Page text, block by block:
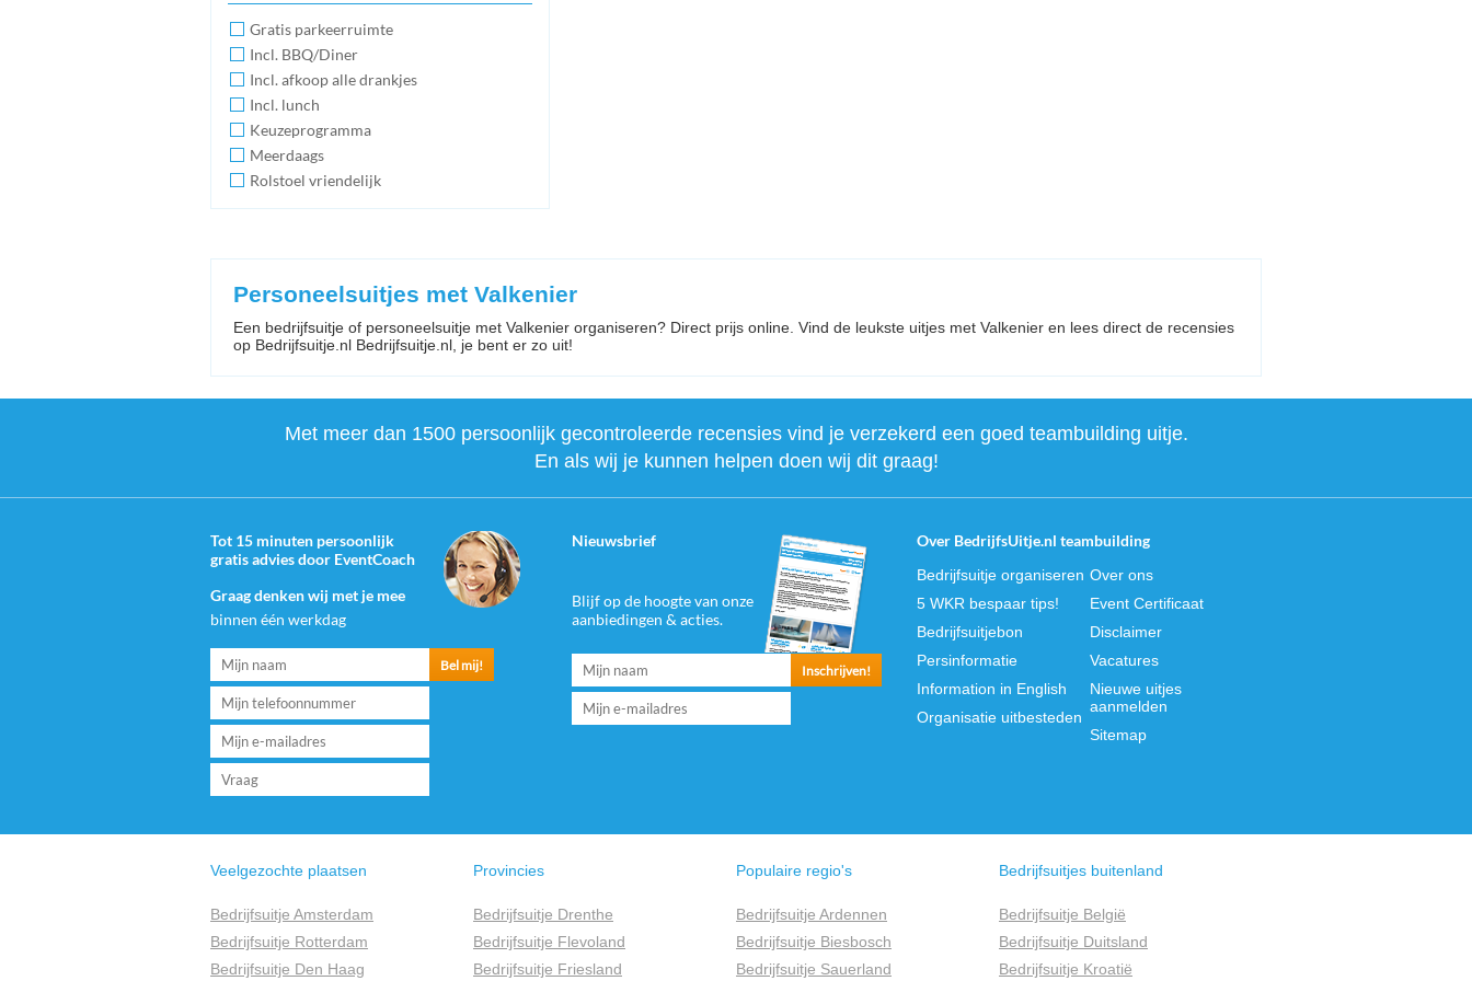
Gratis parkeerruimte
Incl. BBQ/Diner
Incl. afkoop alle drankjes
Incl. lunch
Keuzeprogramma
Meerdaags
Rolstoel vriendelijk
Personeelsuitjes met Valkenier
Een bedrijfsuitje of personeelsuitje met Valkenier organiseren? Direct prijs online. Vind de leukste uitjes met Valkenier en lees direct de recensies
op Bedrijfsuitje.nl Bedrijfsuitje.nl, je bent er zo uit!
Met meer dan 1500 persoonlijk gecontroleerde recensies vind je verzekerd een goed teambuilding uitje.
En als wij je kunnen helpen doen wij dit graag!
Tot 15 minuten persoonlijk
gratis advies door EventCoach
Graag denken wij met je mee
binnen één werkdag
Nieuwsbrief
Blijf op de hoogte van onze
aanbiedingen & acties.
Over BedrijfsUitje.nl teambuilding
Bedrijfsuitje organiseren
5 WKR bespaar tips!
Bedrijfsuitjebon
Persinformatie
Information in English
Organisatie uitbesteden
Over ons
Event Certificaat
Disclaimer
Vacatures
Nieuwe uitjes
aanmelden
Sitemap
Veelgezochte plaatsen
Bedrijfsuitje Amsterdam
Bedrijfsuitje Rotterdam
Bedrijfsuitje Den Haag
Provincies
Bedrijfsuitje Drenthe
Bedrijfsuitje Flevoland
Bedrijfsuitje Friesland
Populaire regio's
Bedrijfsuitje Ardennen
Bedrijfsuitje Biesbosch
Bedrijfsuitje Sauerland
Bedrijfsuitjes buitenland
Bedrijfsuitje België
Bedrijfsuitje Duitsland
Bedrijfsuitje Kroatië